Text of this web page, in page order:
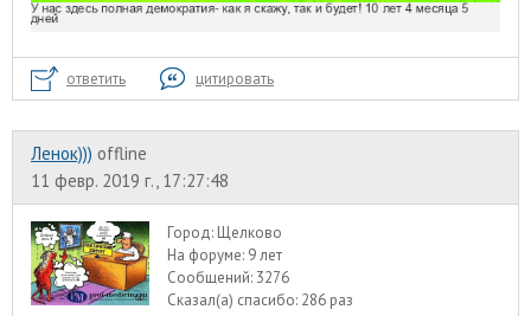
ответить цитировать
Ленок))) offline
11 февр. 2019 г., 17:27:48
Город: Щелково
На форуме: 9 лет
Сообщений: 3276
Сказал(а) спасибо: 286 раз